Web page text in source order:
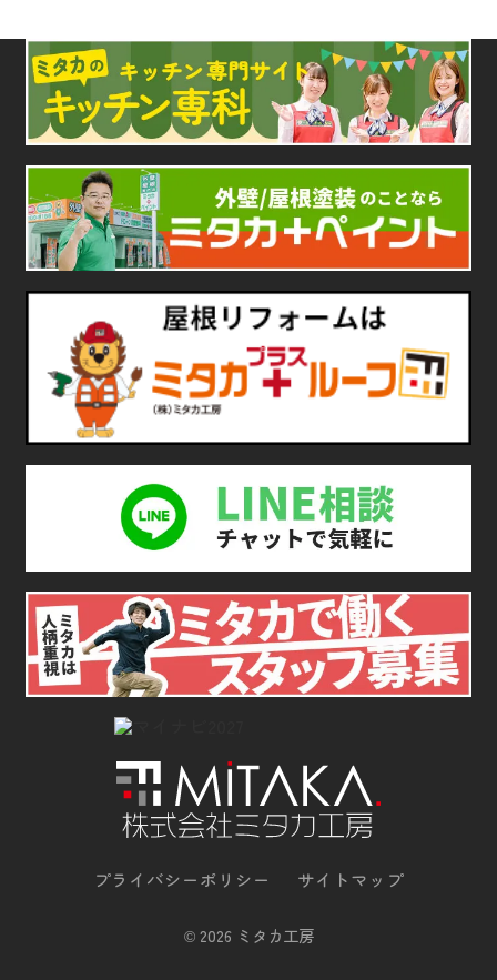
プライバシーポリシー サイトマップ
©2026 ミタカ工房